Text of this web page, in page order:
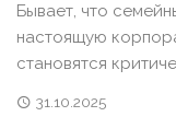
Бывает, что
настоящую
становятся
31.10.2025